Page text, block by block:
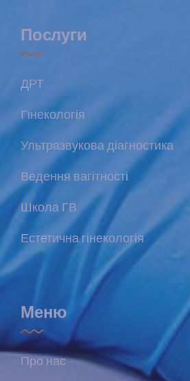
Послуги
ДРТ
Гінекологія
Ультразвукова діагностика
Ведення вагітності
Школа ГВ
Естетична гінекологія
Меню
Про нас